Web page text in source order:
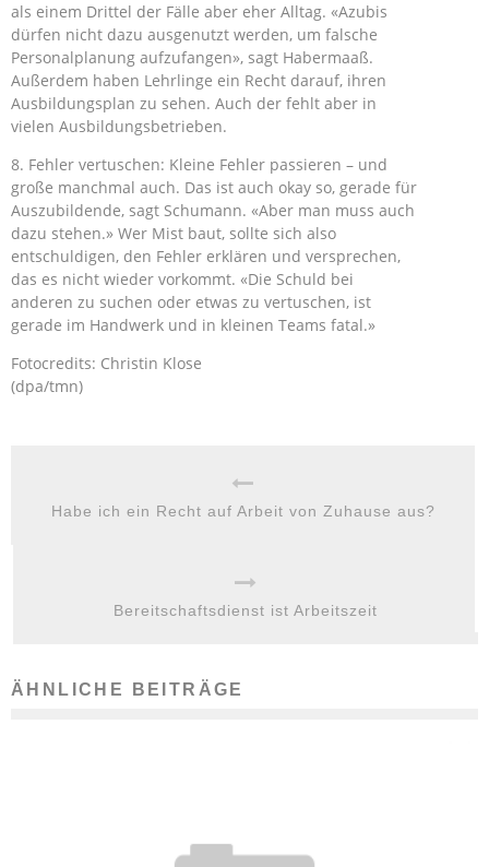
als einem Drittel der Fälle aber eher Alltag. «Azubis
dürfen nicht dazu ausgenutzt werden, um falsche
Personalplanung aufzufangen», sagt Habermaaß.
Außerdem haben Lehrlinge ein Recht darauf, ihren
Ausbildungsplan zu sehen. Auch der fehlt aber in
vielen Ausbildungsbetrieben.
8. Fehler vertuschen: Kleine Fehler passieren – und
große manchmal auch. Das ist auch okay so, gerade für
Auszubildende, sagt Schumann. «Aber man muss auch
dazu stehen.» Wer Mist baut, sollte sich also
entschuldigen, den Fehler erklären und versprechen,
das es nicht wieder vorkommt. «Die Schuld bei
anderen zu suchen oder etwas zu vertuschen, ist
gerade im Handwerk und in kleinen Teams fatal.»
Fotocredits: Christin Klose
(dpa/tmn)
Habe ich ein Recht auf Arbeit von Zuhause aus?
Bereitschaftsdienst ist Arbeitszeit
ÄHNLICHE BEITRÄGE